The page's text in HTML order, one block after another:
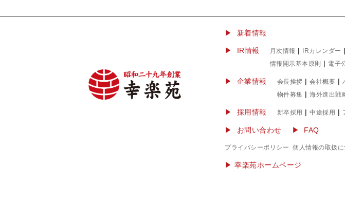
▶ 新着情報
IR情報 月次情報 | IRカレンダー |
情報開示基本原則
| 電子
企業情報 会長挨拶 | 会社概要 |
物件募集 | 海外進出戦
採用情報 新卒採用 | 中途採用 |
お問い合わせ FAQ
プライバシーポリシー 個人情報の取扱に
▶︎ 幸楽苑ホームページ